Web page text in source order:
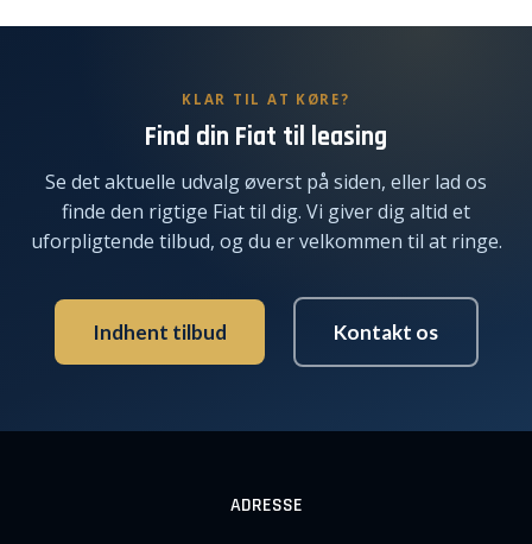
KLAR TIL AT KØRE?
Find din Fiat til leasing
Se det aktuelle udvalg øverst på siden, eller lad os
finde den rigtige Fiat til dig. Vi giver dig altid et
uforpligtende tilbud, og du er velkommen til at ringe.
Indhent tilbud Kontakt os
ADRESSE